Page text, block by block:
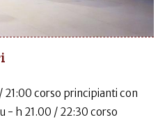
21:00 corso principianti con
- h 21.00 / 22:30 corso